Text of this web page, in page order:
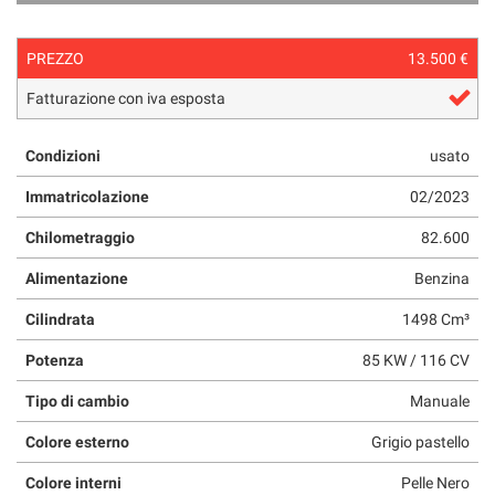
PREZZO 13.500 €
Fatturazione con iva esposta
Condizioni usato
Immatricolazione 02/2023
Chilometraggio 82.600
Alimentazione Benzina
Cilindrata 1498 Cm³
Potenza 85 KW / 116 CV
Tipo di cambio Manuale
Colore esterno Grigio pastello
Colore interni Pelle Nero
strumenti
di
si
alla
cookie
policy.
Puoi
rivedere
e
modificare
tue
scelte
qualsiasi
momento.